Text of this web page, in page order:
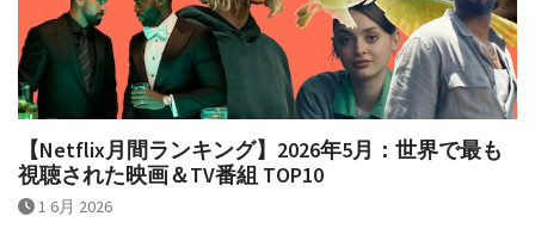
【Netflix月間ランキング】2026年5月：世界で最も
視聴された映画＆TV番組 TOP10
1 6月 2026